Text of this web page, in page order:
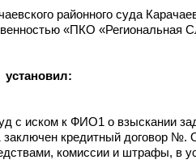
районного суда
«ПКО
установил:
иском к ФИО1 о взыскании
кредитный договор №.
комиссии и штрафы, в